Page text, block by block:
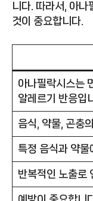
니다. 따라서, 아
것이 중요합니다.
아나필락시스는
알레르기 반응입
음식, 약물, 곤충
특정 음식과 약물
반복적인 노출로